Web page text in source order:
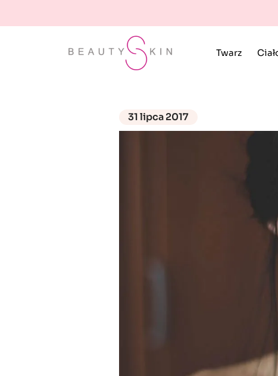
Twarz
31 lipca 2017